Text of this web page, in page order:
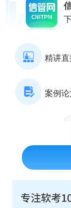
精讲
案例